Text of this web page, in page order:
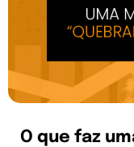
O que faz